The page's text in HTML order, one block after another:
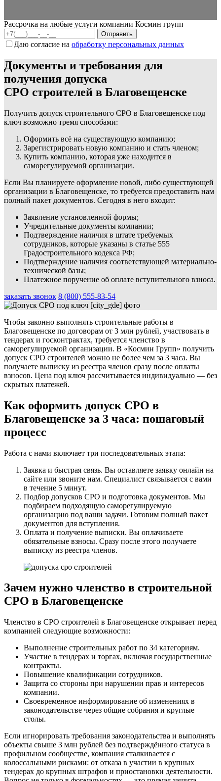
Рассрочка на любые услуги компании Космин групп
Даю согласие на обработку персональных данных
Документы и требования для
получения допуска
СРО строителей в Благовещенске
Получить допуск строительного СРО в Благовещенске под
ключ возможно тремя способами:
Оформить всё на существующую компанию;
Зарегистрировать новую компанию и стать членом;
Купить компанию, которая уже находится в
саморегулируемой организации.
Если Вы планируете оформление новой, либо существующей
организации в Благовещенске, то требуется предоставить нам
полный пакет документов. Сегодня в него входит:
Заявление установленной формы;
Учредительные документы компании;
Подтверждение наличия в штате требуемых
сотрудников, которые указаны в статье 555
Градостроительного кодекса РФ;
Подтверждение наличия соответствующей материально-
технической базы;
Платежное поручение об оплате вступительного взноса.
заказать звонок 8 (800) 555-83-54
Чтобы законно выполнять строительные работы в
Благовещенске по договорам от 3 млн рублей, участвовать в
тендерах и госконтрактах, требуется членство в
саморегулируемой организации. В «Космин Групп» получить
допуск СРО строителей можно не более чем за 3 часа. Вы
получаете выписку из реестра членов сразу после оплаты
взносов. Цена под ключ рассчитывается индивидуально — без
скрытых платежей.
Как оформить допуск СРО в
Благовещенске за 3 часа: пошаговый
процесс
Работа с нами включает три последовательных этапа:
Заявка и быстрая связь. Вы оставляете заявку онлайн на
сайте или звоните нам. Специалист связывается с вами
в течение 5 минут.
Подбор допусков СРО и подготовка документов. Мы
подбираем подходящую саморегулируемую
организацию под ваши задачи. Готовим полный пакет
документов для вступления.
Оплата и получение выписки. Вы оплачиваете
обязательные взносы. Сразу после этого получаете
выписку из реестра членов.
Зачем нужно членство в строительной
СРО в Благовещенске
Членство в СРО строителей в Благовещенске открывает перед
компанией следующие возможности:
Выполнение строительных работ по 34 категориям.
Участие в тендерах и торгах, включая государственные
контракты.
Повышение квалификации сотрудников.
Защита со стороны при нарушении прав и интересов
компании.
Своевременное информирование об изменениях в
законодательстве через общие собрания и круглые
столы.
Если игнорировать требования законодательства и выполнять
объекты свыше 3 млн рублей без подтверждённого статуса в
профильном сообществе, компания сталкивается с
колоссальными рисками: от отказа в участии в крупных
тендерах до крупных штрафов и приостановки деятельности.